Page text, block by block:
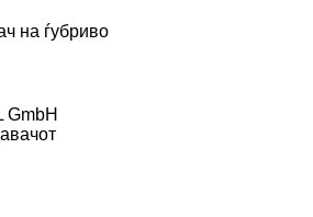
на ѓубриво
GmbH